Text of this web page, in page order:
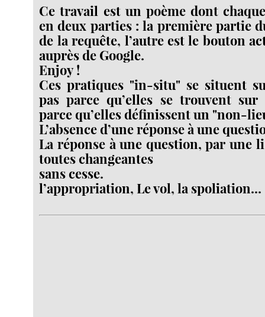
Ce travail est un poème dont
en deux parties : la première partie
de la requête, l’autre est le bouton
auprès de Google.
Enjoy !
Ces pratiques "in-situ" se situent
pas parce qu’elles se trouvent sur
parce qu’elles définissent un "non-
L’absence d’une réponse à une
La réponse à une question, par une
toutes changeantes
sans cesse.
l’appropriation, Le vol, la spoliation...